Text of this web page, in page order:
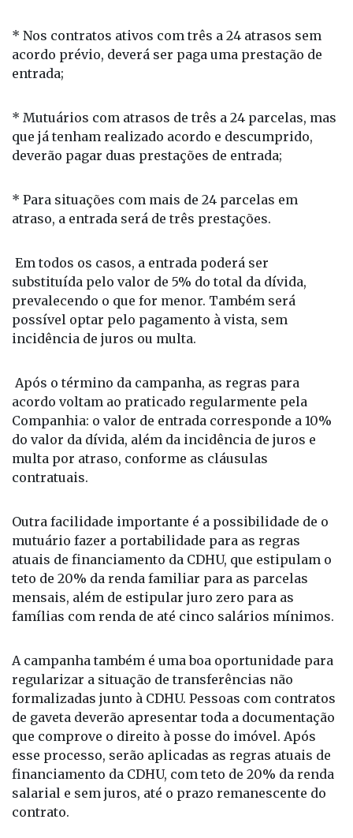
* Nos contratos ativos com três a 24 atrasos sem
acordo prévio, deverá ser paga uma prestação de
entrada;
* Mutuários com atrasos de três a 24 parcelas, mas
que já tenham realizado acordo e descumprido,
deverão pagar duas prestações de entrada;
* Para situações com mais de 24 parcelas em
atraso, a entrada será de três prestações.
Em todos os casos, a entrada poderá ser
substituída pelo valor de 5% do total da dívida,
prevalecendo o que for menor. Também será
possível optar pelo pagamento à vista, sem
incidência de juros ou multa.
Após o término da campanha, as regras para
acordo voltam ao praticado regularmente pela
Companhia: o valor de entrada corresponde a 10%
do valor da dívida, além da incidência de juros e
multa por atraso, conforme as cláusulas
contratuais.
Outra facilidade importante é a possibilidade de o
mutuário fazer a portabilidade para as regras
atuais de financiamento da CDHU, que estipulam o
teto de 20% da renda familiar para as parcelas
mensais, além de estipular juro zero para as
famílias com renda de até cinco salários mínimos.
A campanha também é uma boa oportunidade para
regularizar a situação de transferências não
formalizadas junto à CDHU. Pessoas com contratos
de gaveta deverão apresentar toda a documentação
que comprove o direito à posse do imóvel. Após
esse processo, serão aplicadas as regras atuais de
financiamento da CDHU, com teto de 20% da renda
salarial e sem juros, até o prazo remanescente do
contrato.